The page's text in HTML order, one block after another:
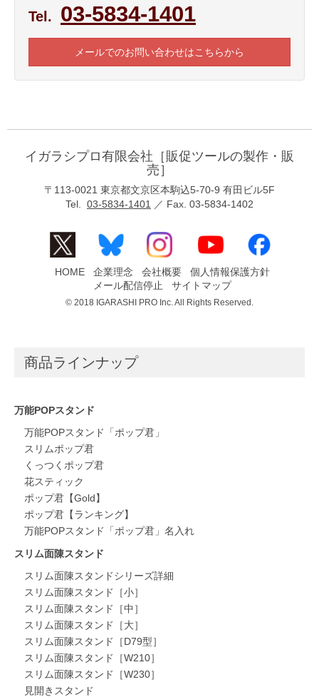
Tel. 03-5834-1401
メールでのお問い合わせはこちらから
イガラシプロ有限会社［販促ツールの製作・販
売］
〒113-0021 東京都文京区本駒込5-70-9 有田ビル5F
Tel. 03-5834-1401 ／ Fax. 03-5834-1402
HOME 企業理念 会社概要
個人情報保護方針
メール配信停止
サイトマップ
© 2018 IGARASHI PRO Inc. All Rights Reserved.
商品ラインナップ
万能POPスタンド
万能POPスタンド「ポップ君」
スリムポップ君
くっつくポップ君
花スティック
ポップ君【Gold】
ポップ君【ランキング】
万能POPスタンド「ポップ君」名入れ
スリム面陳スタンド
スリム面陳スタンドシリーズ詳細
スリム面陳スタンド［小］
スリム面陳スタンド［中］
スリム面陳スタンド［大］
スリム面陳スタンド［D79型］
スリム面陳スタンド［W210］
スリム面陳スタンド［W230］
見開きスタンド